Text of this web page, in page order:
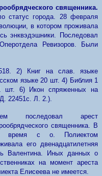
священника.
статус города. 28 февраля
в котором проживала
энквэдэшники. Последовал
Ревизоров. Были
2) Книг на слав. языке
языке 20 шт. 4) Библия 1
шт. 6) Икон спряженных на
22451с. Л. 2.).
последовал арест
священника. В
время с о. Полиектом
его двенадцатилетняя
Валентина. Иных данных о
на момент ареста
Елисеева не имеется.